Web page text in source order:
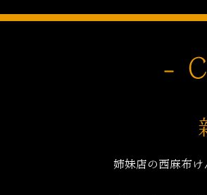
姉妹店の西麻布